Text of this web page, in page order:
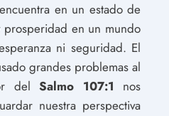
en un estado de
en un mundo
ni seguridad. El
grandes problemas al
delSalmo 107:1 nos
nuestra perspectiva